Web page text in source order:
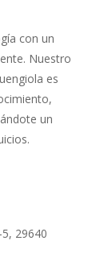
con un
Nuestro
es
un
29640